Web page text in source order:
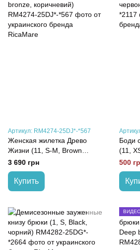
Артикул: RM4274-25DJ*-*567
Женская жилетка Древо
Жизни (11, S-M, Brown
bronze, коричневий)
3 690 грн
Купить
Боди
(11,
500